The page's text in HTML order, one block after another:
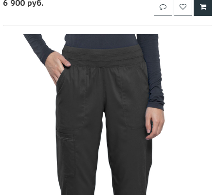
6 900 руб.